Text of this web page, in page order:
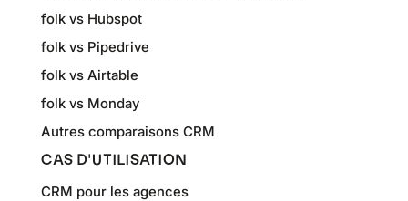
folk vs Hubspot
folk vs Pipedrive
folk vs Airtable
folk vs Monday
Autres comparaisons CRM
CAS D'UTILISATION
CRM pour les agences